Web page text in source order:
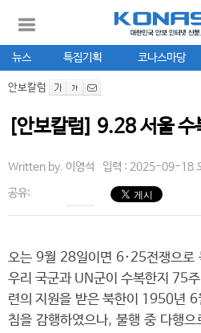
뉴스 특집기획 코나스마당
안보칼럼
[안보칼럼] 9.28 서울 수
Written by. 이영석 입력 : 2025-09-18
공유:
오는 9월 28일이면 6·25전쟁으로
우리 국군과 UN군이 수복한지 75
련의 지원을 받은 북한이 1950년
침을 감행하였으나, 불행 중 다행